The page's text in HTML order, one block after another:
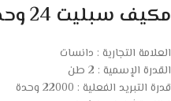
مكيف سبليت 24 وحدة دانسات – حار / بارد :
العلامة التجارية : دانسات
القدرة الإسمية : 2 طن
قدرة التبريد الفعلية : 22000 وحدة